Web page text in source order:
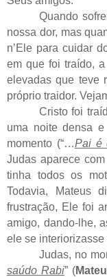
Quando
nossa dor, mas
n’Ele para cuidar
em que foi traído,
elevadas que teve
próprio traidor.
Cristo foi
uma noite densa
momento (“…Pai é
Judas aparece
tinha todos os
Todavia, Mateus
frustração, Ele foi
amigo, dando-lhe,
ele se
Judas, no
saúdo Rabi” (